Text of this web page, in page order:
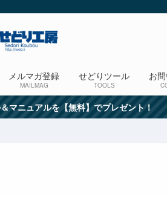
メルマガ登録
MAILMAG
せどりツール
TOOLS
お
マニュアルを【無料】でプレゼント！